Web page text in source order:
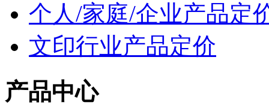
个人/家庭/企业产品定
文印行业产品定价
产品中心